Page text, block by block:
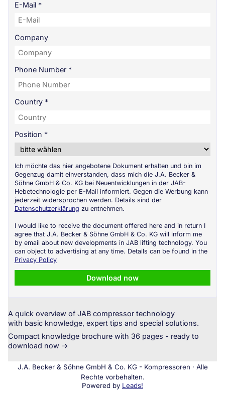
E-Mail *
Company
Phone Number *
Country *
Position *
Ich möchte das hier angebotene Dokument erhalten und bin im
Gegenzug damit einverstanden, dass mich die J.A. Becker &
Söhne GmbH & Co. KG bei Neuentwicklungen in der JAB-
Hebetechnologie per E-Mail informiert. Gegen die Werbung kann
jederzeit widersprochen werden. Details sind der
Datenschutzerklärung zu entnehmen.
I would like to receive the document offered here and in return I
agree that J.A. Becker & Söhne GmbH & Co. KG will inform me
by email about new developments in JAB lifting technology. You
can object to advertising at any time. Details can be found in the
Privacy Policy
Download now
A quick overview of JAB compressor technology
with basic knowledge, expert tips and special solutions.
Compact knowledge brochure with 36 pages - ready to
download now →
J.A. Becker & Söhne GmbH & Co. KG - Kompressoren · Alle
Rechte vorbehalten.
Powered by Leads!